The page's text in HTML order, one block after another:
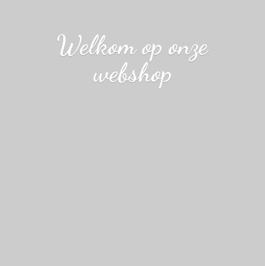
Welkom oponze
webshop